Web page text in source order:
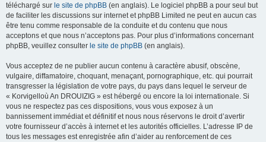
téléchargé sur le site de phpBB (en anglais). Le logiciel phpBB a pour seul but
de faciliter les discussions sur internet et phpBB Limited ne peut en aucun cas
être tenu comme responsable de la conduite et du contenu que nous
acceptons et que nous n’acceptons pas. Pour plus d’informations concernant
phpBB, veuillez consulter le site de phpBB (en anglais).
Vous acceptez de ne publier aucun contenu à caractère abusif, obscène,
vulgaire, diffamatoire, choquant, menaçant, pornographique, etc. qui pourrait
transgresser la législation de votre pays, du pays dans lequel le serveur de
« Korvigelloù An DROUIZIG » est hébergé ou encore la loi internationale. Si
vous ne respectez pas ces dispositions, vous vous exposez à un
bannissement immédiat et définitif et nous nous réservons le droit d’avertir
votre fournisseur d’accès à internet et les autorités officielles. L’adresse IP de
tous les messages est enregistrée afin d’aider au renforcement de ces